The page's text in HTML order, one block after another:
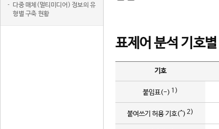
다중 매체(멀티미디어) 정보의 유
형별 구축 현황
표제어 분석 기호
기호
붙임표(-) 1)
붙여쓰기 허용 기호(^) 2)